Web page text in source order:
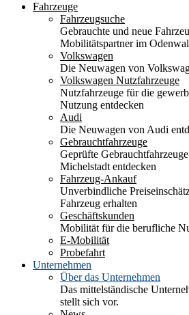
Fahrzeuge
Fahrzeugsuche
Gebrauchte und neue
Mobilitätspartner im
Volkswagen
Die Neuwagen von
Volkswagen Nutzfahrzeuge
Nutzfahrzeuge für die
Nutzung entdecken
Audi
Die Neuwagen von Audi
Gebrauchtfahrzeuge
Geprüfte
Michelstadt entdecken
Fahrzeug-Ankauf
Unverbindliche
Fahrzeug erhalten
Geschäftskunden
Mobilität für die berufliche
E-Mobilität
Probefahrt
Unternehmen
Über das Unternehmen
Das mittelständische
stellt sich vor.